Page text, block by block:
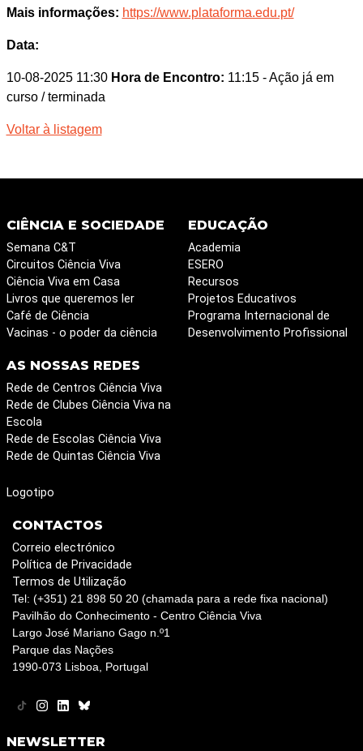
Mais informações: https://www.plataforma.edu.pt/
Data:
10-08-2025 11:30 Hora de Encontro: 11:15 - Ação já em
curso / terminada
Voltar à listagem
CIÊNCIA E SOCIEDADE
Semana C&T
Circuitos Ciência Viva
Ciência Viva em Casa
Livros que queremos ler
Café de Ciência
Vacinas - o poder da ciência
EDUCAÇÃO
Academia
ESERO
Recursos
Projetos Educativos
Programa Internacional de
Desenvolvimento Profissional
AS NOSSAS REDES
Rede de Centros Ciência Viva
Rede de Clubes Ciência Viva na
Escola
Rede de Escolas Ciência Viva
Rede de Quintas Ciência Viva
Logotipo
CONTACTOS
Correio electrónico
Política de Privacidade
Termos de Utilização
Tel: (+351) 21 898 50 20 (chamada para a rede fixa nacional)
Pavilhão do Conhecimento - Centro Ciência Viva
Largo José Mariano Gago n.º1
Parque das Nações
1990-073 Lisboa, Portugal
NEWSLETTER